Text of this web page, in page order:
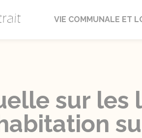
Triac-Lautrait
VIE COMMUNALE ET
sur les